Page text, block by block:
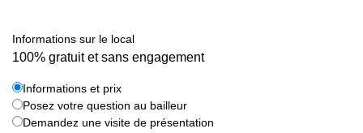
Informations sur le local
100% gratuit et sans engagement
Informations et prix
Posez votre question au bailleur
Demandez une visite de présentation